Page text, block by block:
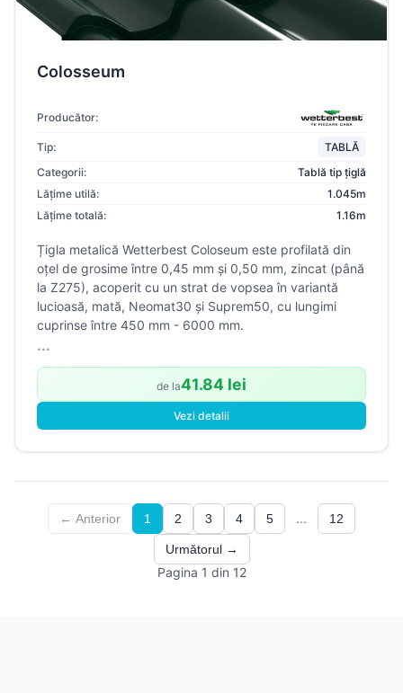
Colosseum
Producător:
Tip:
TABLĂ
Categorii:
Tablă tip țiglă
Lățime utilă:
1.045m
Lățime totală:
1.16m
Țigla metalică Wetterbest Coloseum este profilată din
oțel de grosime între 0,45 mm și 0,50 mm, zincat (până
la Z275), acoperit cu un strat de vopsea în variantă
lucioasă, mată, Neomat30 și Suprem50, cu lungimi
cuprinse între 450 mm - 6000 mm.
...
de la41.84 lei
Vezi detalii
← Anterior 1 2 3 4 5 ... 12
Următorul →
Pagina 1 din 12